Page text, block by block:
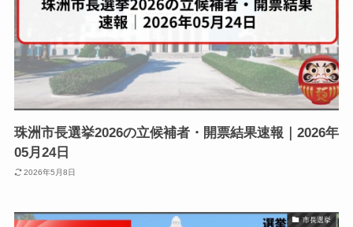
珠洲市長選挙2026の立候補者・開票結果速報｜2026年
05月24日
2026年5月8日
市長選挙